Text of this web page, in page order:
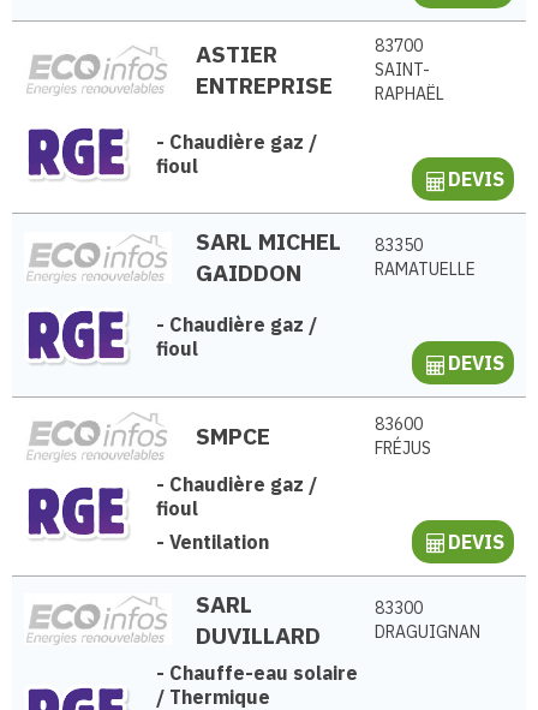
ASTIER
ENTREPRISE
83700
SAINT-
RAPHAËL
- Chaudière gaz /
fioul
DEVIS
SARL MICHEL
GAIDDON
83350
RAMATUELLE
- Chaudière gaz /
fioul
DEVIS
SMPCE
83600
FRÉJUS
- Chaudière gaz /
fioul
- Ventilation DEVIS
SARL
DUVILLARD
83300
DRAGUIGNAN
- Chauffe-eau solaire
/ Thermique